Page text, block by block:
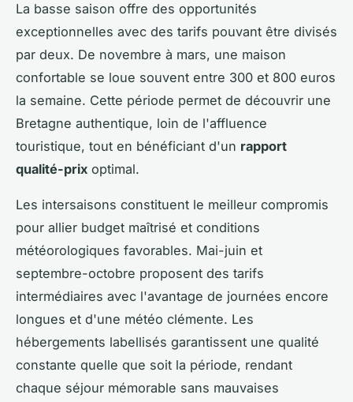
La basse saison offre des opportunités
exceptionnelles avec des tarifs pouvant être divisés
par deux. De novembre à mars, une maison
confortable se loue souvent entre 300 et 800 euros
la semaine. Cette période permet de découvrir une
Bretagne authentique, loin de l'affluence
touristique, tout en bénéficiant d'un rapport
qualité-prix optimal.
Les intersaisons constituent le meilleur compromis
pour allier budget maîtrisé et conditions
météorologiques favorables. Mai-juin et
septembre-octobre proposent des tarifs
intermédiaires avec l'avantage de journées encore
longues et d'une météo clémente. Les
hébergements labellisés garantissent une qualité
constante quelle que soit la période, rendant
chaque séjour mémorable sans mauvaises